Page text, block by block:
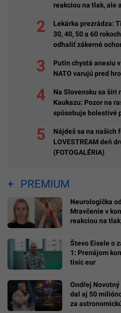
reakciou na tlak, ale
Lekárka prezrádza:
30, 40, 50 a 60
odhaliť zákerné
Putin chystá anexiu
NATO varujú pred
Na Slovensku sa šíri
Kaukazu: Pozor na
spôsobuje bolestivé
Nájdeš sa na našich
LOVESTREAM deň
(FOTOGALÉRIA)
PREMIUM
Neurologička
Mravčenie v
reakciou na
Števo Eisele o
1: Prenájom
tisíc eur
Ondřej Novotný
dal aj 50
za